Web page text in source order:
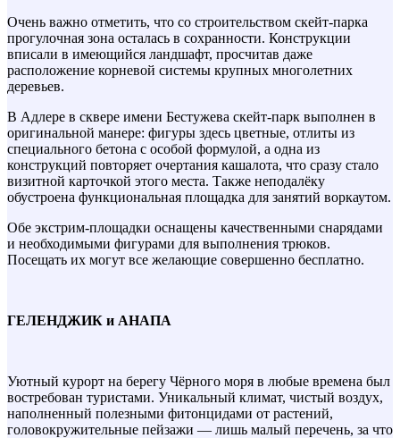
Очень важно отметить, что со строительством скейт-парка
прогулочная зона осталась в сохранности. Конструкции
вписали в имеющийся ландшафт, просчитав даже
расположение корневой системы крупных многолетних
деревьев.
В Адлере в сквере имени Бестужева скейт-парк выполнен в
оригинальной манере: фигуры здесь цветные, отлиты из
специального бетона с особой формулой, а одна из
конструкций повторяет очертания кашалота, что сразу стало
визитной карточкой этого места. Также неподалёку
обустроена функциональная площадка для занятий воркаутом.
Обе экстрим-площадки оснащены качественными снарядами
и необходимыми фигурами для выполнения трюков.
Посещать их могут все желающие совершенно бесплатно.
ГЕЛЕНДЖИК и АНАПА
Уютный курорт на берегу Чёрного моря в любые времена был
востребован туристами. Уникальный климат, чистый воздух,
наполненный полезными фитонцидами от растений,
головокружительные пейзажи — лишь малый перечень, за что